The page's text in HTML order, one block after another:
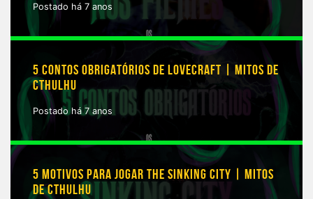
Postado há 7 anos
5 CONTOS OBRIGATÓRIOS DE LOVECRAFT | MITOS DE
CTHULHU
Postado há 7 anos
5 MOTIVOS PARA JOGAR THE SINKING CITY | MITOS
DE CTHULHU